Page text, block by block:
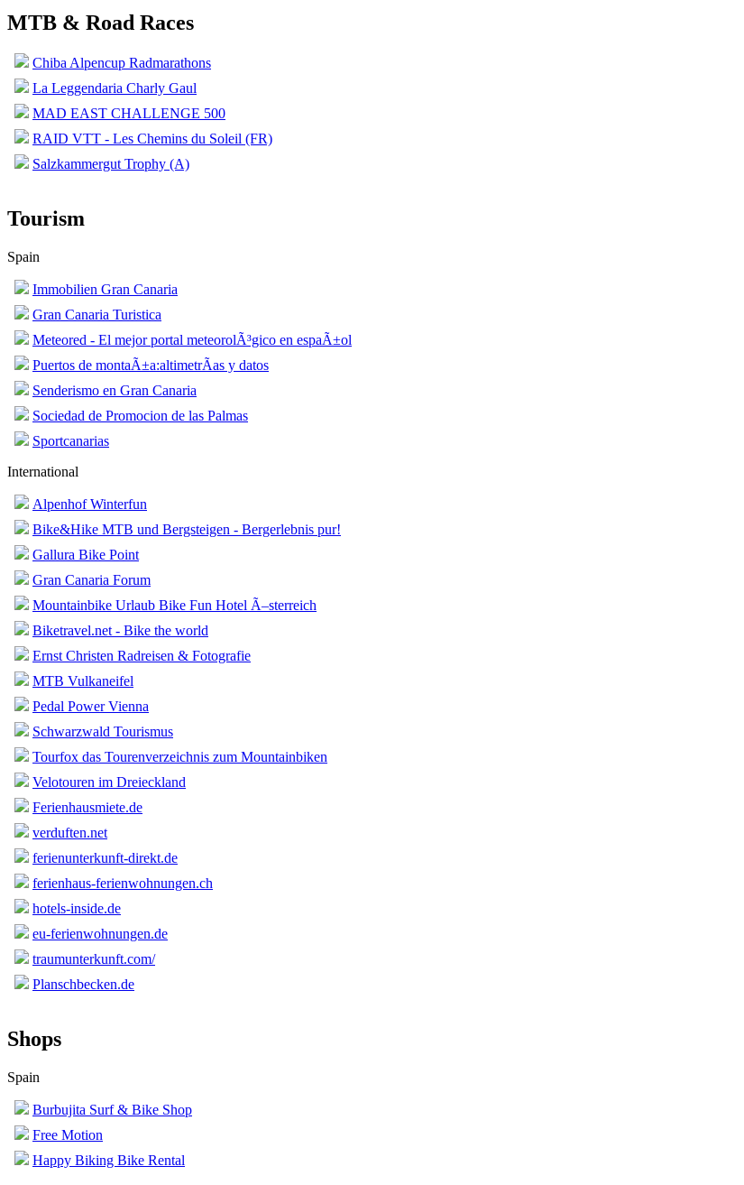
MTB & Road Races
Chiba Alpencup Radmarathons
La Leggendaria Charly Gaul
MAD EAST CHALLENGE 500
RAID VTT - Les Chemins du Soleil (FR)
Salzkammergut Trophy (A)
Tourism
Spain
Immobilien Gran Canaria
Gran Canaria Turistica
Meteored - El mejor portal meteorolÃ³gico en espaÃ±ol
Puertos de montaÃ±a:altimetrÃ­as y datos
Senderismo en Gran Canaria
Sociedad de Promocion de las Palmas
Sportcanarias
International
Alpenhof Winterfun
Bike&Hike MTB und Bergsteigen - Bergerlebnis pur!
Gallura Bike Point
Gran Canaria Forum
Mountainbike Urlaub Bike Fun Hotel Ã–sterreich
Biketravel.net - Bike the world
Ernst Christen Radreisen & Fotografie
MTB Vulkaneifel
Pedal Power Vienna
Schwarzwald Tourismus
Tourfox das Tourenverzeichnis zum Mountainbiken
Velotouren im Dreieckland
Ferienhausmiete.de
verduften.net
ferienunterkunft-direkt.de
ferienhaus-ferienwohnungen.ch
hotels-inside.de
eu-ferienwohnungen.de
traumunterkunft.com/
Planschbecken.de
Shops
Spain
Burbujita Surf & Bike Shop
Free Motion
Happy Biking Bike Rental